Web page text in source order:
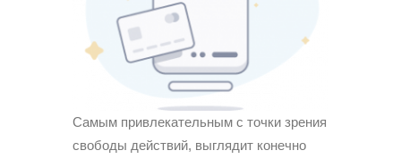
Самым привлекательным с точки зрения
свободы действий, выглядит конечно